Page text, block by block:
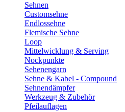
Sehnen
Customsehne
Endlossehne
Flemische Sehne
Loop
Mittelwicklung & Serving
Nockpunkte
Sehenengarn
Sehne & Kabel - Compound
Sehnendämpfer
Werkzeug & Zubehör
Pfeilauflagen